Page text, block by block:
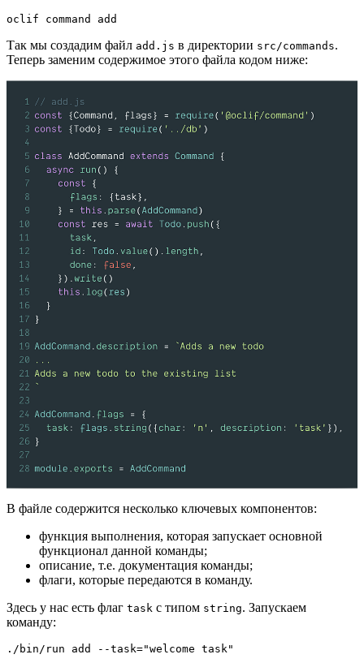
oclif command add
Так мы создадим файл add.js в директории src/commands.
Теперь заменим содержимое этого файла кодом ниже:
В файле содержится несколько ключевых компонентов:
функция выполнения, которая запускает основной
функционал данной команды;
описание, т.е. документация команды;
флаги, которые передаются в команду.
Здесь у нас есть флаг task с типом string. Запускаем
команду:
./bin/run add --task="welcome task"